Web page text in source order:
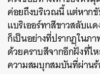
ค่อยถึงบริเวณนี้ แต่หาก
แบริเออร์ทาสีขาวสลับแ
ก็เป็นอย่างที่ปรากฏในภ
ด้วยคราบสีจากอีกฝั่งที่ไ
ความสมบุกสมบันที่ผ่าน